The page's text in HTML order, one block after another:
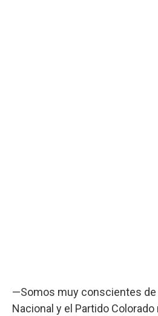
—Somos muy conscientes de
Nacional y el Partido